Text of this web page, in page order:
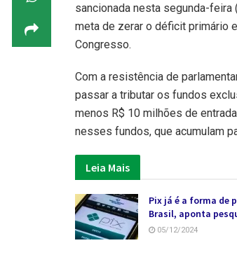
sancionada nesta segunda-
meta de zerar o déficit primário
Congresso.
Com a resistência de
passar a tributar os fundos
menos R$ 10 milhões de
nesses fundos, que acumulam
Leia Mais
Pix já é a forma de
Brasil, aponta
05/12/2024